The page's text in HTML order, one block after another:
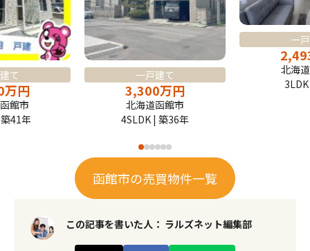
て
万円
館市
41年
一戸建て
3,300万円
北海道函館市
4SLDK | 築36年
一
北海
函館市の売買物件一覧
この記事を書いた人： ラルズネット編集部